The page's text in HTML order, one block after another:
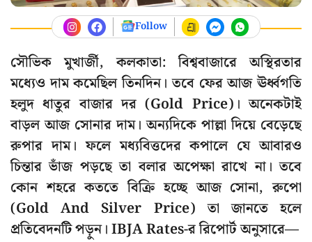
Follow
সৌভিক মুখার্জী, কলকাতা: বিশ্ববাজারে অস্থিরতার
মধ্যেও দাম কমেছিল তিনদিন। তবে ফের আজ ঊর্ধ্বগতি
হলুদ ধাতুর বাজার দর (Gold Price)। অনেকটাই
বাড়ল আজ সোনার দাম। অন্যদিকে পাল্লা দিয়ে বেড়েছে
রুপার দাম। ফলে মধ্যবিত্তদের কপালে যে আবারও
চিন্তার ভাঁজ পড়ছে তা বলার অপেক্ষা রাখে না। তবে
কোন শহরে কততে বিক্রি হচ্ছে আজ সোনা, রুপো
(Gold And Silver Price) তা জানতে হলে
প্রতিবেদনটি পড়ুন। IBJA Rates-র রিপোর্ট অনুসারে—